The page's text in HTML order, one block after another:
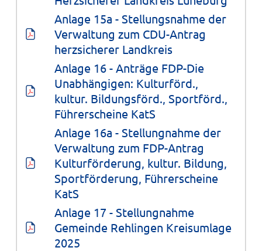
Anlage 15a - Stellungsnahme der
Verwaltung zum CDU-Antrag
herzsicherer Landkreis
Anlage 16 - Anträge FDP-Die
Unabhängigen: Kulturförd.,
kultur. Bildungsförd., Sportförd.,
Führerscheine KatS
Anlage 16a - Stellungnahme der
Verwaltung zum FDP-Antrag
Kulturförderung, kultur. Bildung,
Sportförderung, Führerscheine
KatS
Anlage 17 - Stellungnahme
Gemeinde Rehlingen Kreisumlage
2025